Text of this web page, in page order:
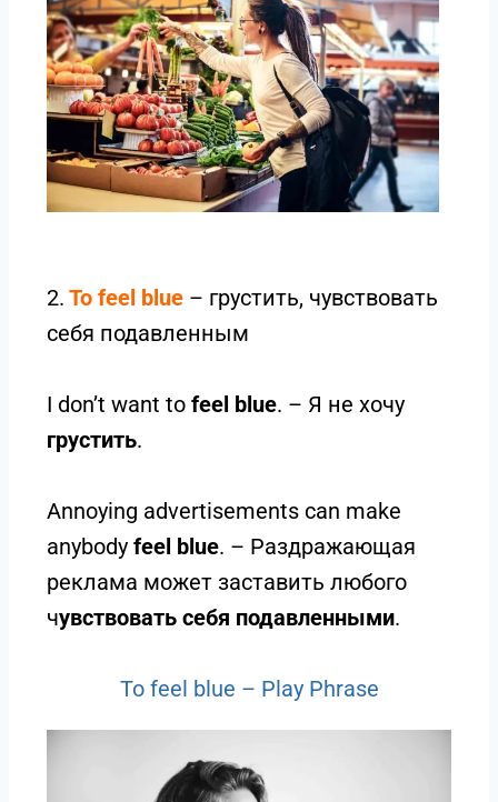
2. To feel blue – грустить, чувствовать
себя подавленным
I don’t want to feel blue. – Я не хочу
грустить.
Annoying advertisements can make
anybody feel blue. – Раздражающая
реклама может заставить любого
чувствовать себя подавленными.
To feel blue – Play Phrase